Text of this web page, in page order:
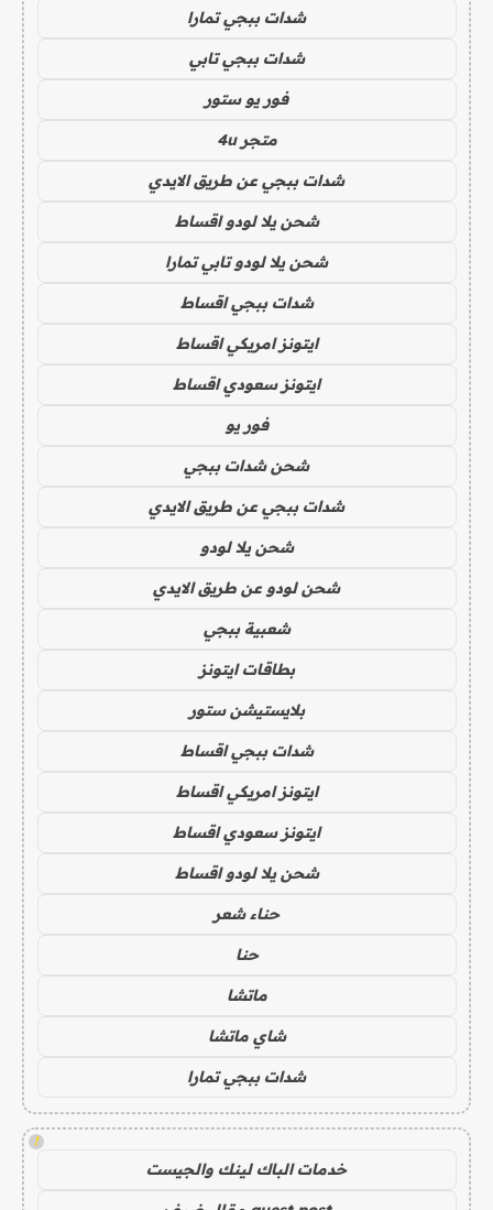
شدات ببجي تمارا
شدات ببجي تابي
فور يو ستور
متجر 4u
شدات ببجي عن طريق الايدي
شحن يلا لودو اقساط
شحن يلا لودو تابي تمارا
شدات ببجي اقساط
ايتونز امريكي اقساط
ايتونز سعودي اقساط
فور يو
شحن شدات ببجي
شدات ببجي عن طريق الايدي
شحن يلا لودو
شحن لودو عن طريق الايدي
شعبية ببجي
بطاقات ايتونز
بلايستيشن ستور
شدات ببجي اقساط
ايتونز امريكي اقساط
ايتونز سعودي اقساط
شحن يلا لودو اقساط
حناء شعر
حنا
ماتشا
شاي ماتشا
شدات ببجي تمارا
!
خدمات الباك لينك والجيست